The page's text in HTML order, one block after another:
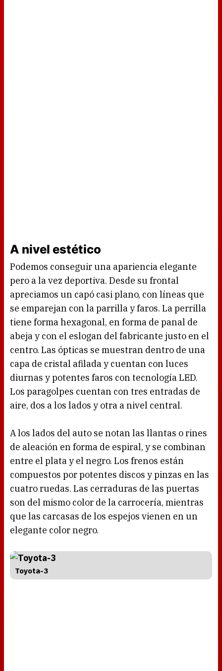
A nivel estético
Podemos conseguir una apariencia elegante
pero a la vez deportiva. Desde su frontal
apreciamos un capó casi plano, con líneas que
se emparejan con la parrilla y faros. La perrilla
tiene forma hexagonal, en forma de panal de
abeja y con el eslogan del fabricante justo en el
centro. Las ópticas se muestran dentro de una
capa de cristal afilada y cuentan con luces
diurnas y potentes faros con tecnología LED.
Los paragolpes cuentan con tres entradas de
aire, dos a los lados y otra a nivel central.
A los lados del auto se notan las llantas o rines
de aleación en forma de espiral, y se combinan
entre el plata y el negro. Los frenos están
compuestos por potentes discos y pinzas en las
cuatro ruedas. Las cerraduras de las puertas
son del mismo color de la carrocería, mientras
que las carcasas de los espejos vienen en un
elegante color negro.
Toyota-3